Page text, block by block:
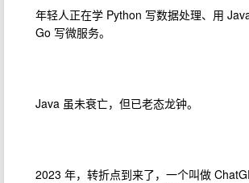
年轻人正在学 Python 写数据处理、用
Go 写微服务。
Java 虽未衰亡，但已老态龙钟。
2023 年，转折点到来了，一个叫做